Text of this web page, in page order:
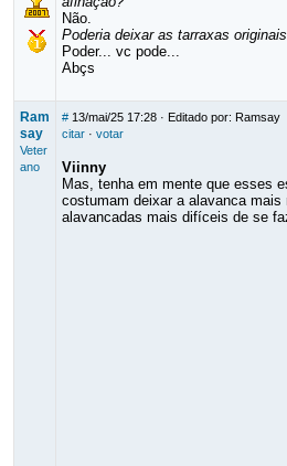
Não.
Poderia deixar as tarraxas
Poder... vc pode...
Abçs
Ram
say
Veter
ano
# 13/mai/25 17:28· Editado por: Ramsay
citar· votar
Viinny
Mas, tenha em mente que esses
costumam deixar a alavanca mais
alavancadas mais difíceis de se